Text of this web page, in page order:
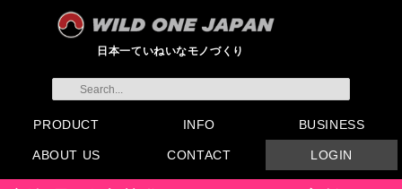
日本一ていねいなモノづくり
PRODUCT
すべてのグッズ
新製品
発売前製品
デンマ
ニップルドーム他
ローター
バイブ
オナホール
ラブドール
サポート
矯正リング
ローション
ラブサプリ
ディルド
アナル
SMグッズ
日本製グッズ
その他グッズ
INFO
製品情報
お知らせ
イベント・展示会
メディア掲載
BUSINESS
会員登録
注文方法・卸売りについ
FAX注文書
カタログ
販促物配布
代理店契約について
ABOUT US CONTACT LOGIN